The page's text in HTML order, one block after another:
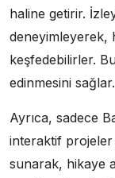
haline getirir.
deneyimleyerek,
keşfedebilirler.
edinmesini sağlar.
Ayrıca, sadece
interaktif projeler
sunarak, hikaye